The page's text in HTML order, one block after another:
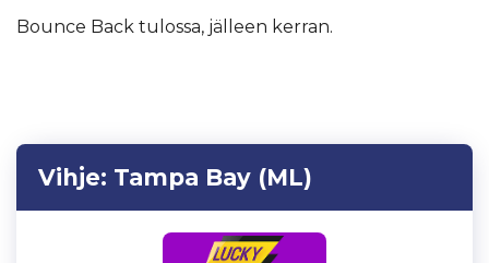
Bounce Back tulossa, jälleen kerran.
Vihje: Tampa Bay (ML)